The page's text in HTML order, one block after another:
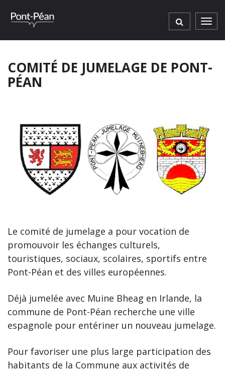
COMITÉ DE JUMELAGE DE PONT-
PÉAN
Le comité de jumelage a pour vocation de
promouvoir les échanges culturels,
touristiques, sociaux, scolaires, sportifs entre
Pont-Péan et des villes européennes.
Déjà jumelée avec Muine Bheag en Irlande, la
commune de Pont-Péan recherche une ville
espagnole pour entériner un nouveau jumelage.
Pour favoriser une plus large participation des
habitants de la Commune aux activités de